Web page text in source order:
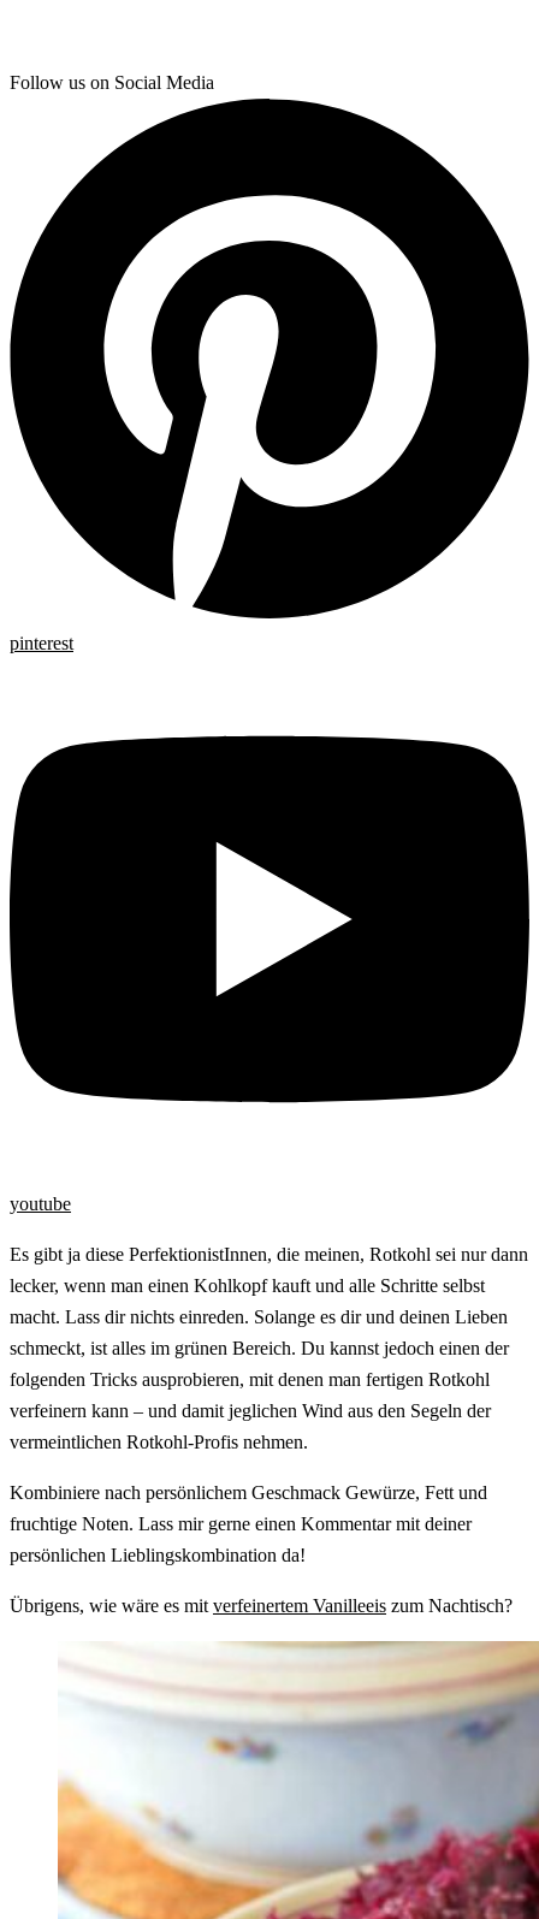
Follow us on Social Media
pinterest
youtube
Es gibt ja diese PerfektionistInnen, die meinen, Rotkohl sei nur dann
lecker, wenn man einen Kohlkopf kauft und alle Schritte selbst
macht. Lass dir nichts einreden. Solange es dir und deinen Lieben
schmeckt, ist alles im grünen Bereich. Du kannst jedoch einen der
folgenden Tricks ausprobieren, mit denen man fertigen Rotkohl
verfeinern kann – und damit jeglichen Wind aus den Segeln der
vermeintlichen Rotkohl-Profis nehmen.
Kombiniere nach persönlichem Geschmack Gewürze, Fett und
fruchtige Noten. Lass mir gerne einen Kommentar mit deiner
persönlichen Lieblingskombination da!
Übrigens, wie wäre es mit verfeinertem Vanilleeis zum Nachtisch?